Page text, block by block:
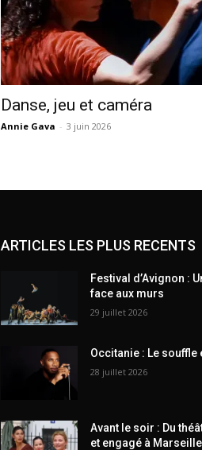
Danse, jeu et caméra
Annie Gava - 3 juin 2026
ARTICLES LES PLUS RECENTS
Festival d’Avignon :
face aux murs
29 juillet 2026
Occitanie : Le souffle
28 juillet 2026
Avant le soir : Du
et engagé à Marseille